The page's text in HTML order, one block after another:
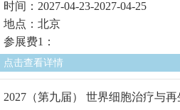
时间：2027-04-23-2027-04-25
地点：北京
参展费1：
点击查看详情
2027（第九届） 世界细胞治疗与